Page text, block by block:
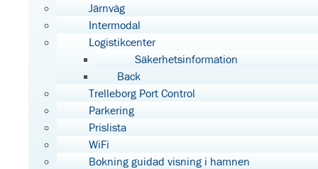
Järnväg
Intermodal
Logistikcenter
Säkerhetsinformation
Back
Trelleborg Port Control
Parkering
Prislista
WiFi
Bokning guidad visning i hamnen